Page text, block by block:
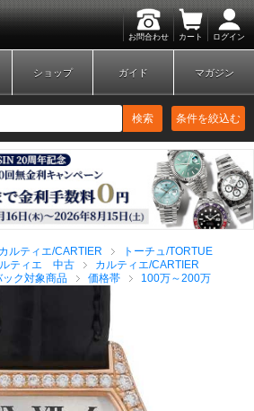
お問合わせ カート ログイン
ログイン
ランドから探す
ショップ ガイド マガジン
検索 条件を絞込む
カルティエ/CARTIER
トーチュ/TORTUE
ティエ 中古
カルティエ/CARTIER
ク対象商品 価格帯 100万～200万